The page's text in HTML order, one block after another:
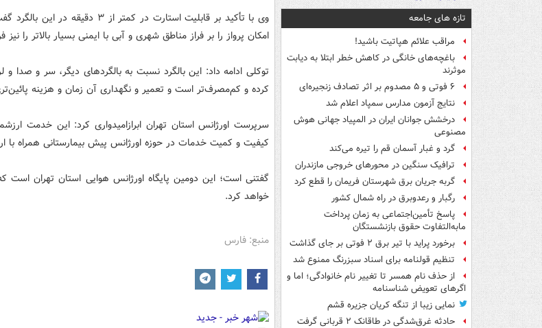
تازه های جامعه
مراقب علائم هپاتیت باشید!
باغچه‌های خانگی در کاهش خطر ابتلا به دیابت
موثرند
۶ فوتی و ۵ مصدوم بر اثر تصادف زنجیره‌ای
نتایج آزمون مدارس سمپاد اعلام شد
درخشش جوانان ایران در المپیاد جهانی هوش
مصنوعی
گرد و غبار آسمان قم را تیره می‌کند
ترافیک سنگین در محورهای خروجی مازندران
گربه جریان برق شهرستان فریمان را قطع کرد
رگبار و رعدوبرق در راه شمال کشور
پاسخ تأمین‌اجتماعی به زمان پرداخت
مابه‌التفاوت حقوق بازنشستگان
برخورد پراید با تیر برق ۲ فوتی بر جای گذاشت
تنظیم قولنامه برای اسناد سبزرنگ ممنوع شد
از حذف نام همسر تا تغییر نام خانوادگی؛ اما و
اگرهای تعویض شناسنامه
نمایی زیبا از تنگه کریان جزیره قشم
حادثه غرق‌شدگی در طاقانک ۲ قربانی گرفت
وی با تأکید بر قابلیت استارت در کمتر
امکان پرواز را بر فراز مناطق شهری و آبی با ایمنی بسیار بالاتر را
توکلی ادامه داد: این بالگرد نسبت به بالگردهای دیگر، سر و صدا
کرده و کم‌مصرف‌تر است و تعمیر و نگهداری آن زمان و هزینه
سرپرست اورژانس استان تهران ابرازامیدواری کرد: این خدمت
کیفیت و کمیت خدمات در حوزه اورژانس پیش بیمارستانی همراه با
گفتنی است؛ این دومین پایگاه اورژانس هوایی استان تهران
خواهد کرد.
منبع: فارس